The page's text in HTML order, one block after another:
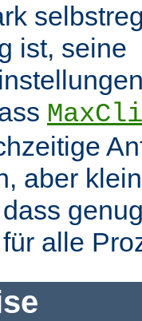
ist, seine
aber
alle